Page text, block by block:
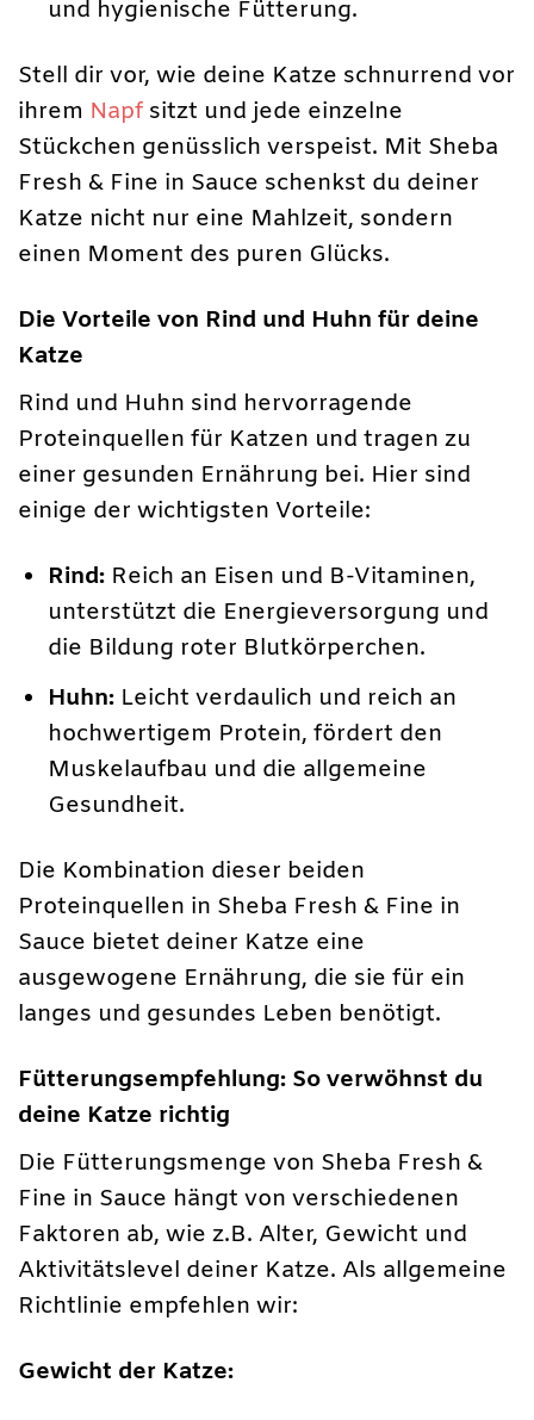
und hygienische Fütterung.
Stell dir vor, wie deine Katze schnurrend vor
ihrem Napf sitzt und jede einzelne
Stückchen genüsslich verspeist. Mit Sheba
Fresh & Fine in Sauce schenkst du deiner
Katze nicht nur eine Mahlzeit, sondern
einen Moment des puren Glücks.
Die Vorteile von Rind und Huhn für deine
Katze
Rind und Huhn sind hervorragende
Proteinquellen für Katzen und tragen zu
einer gesunden Ernährung bei. Hier sind
einige der wichtigsten Vorteile:
Rind: Reich an Eisen und B-Vitaminen,
unterstützt die Energieversorgung und
die Bildung roter Blutkörperchen.
Huhn: Leicht verdaulich und reich an
hochwertigem Protein, fördert den
Muskelaufbau und die allgemeine
Gesundheit.
Die Kombination dieser beiden
Proteinquellen in Sheba Fresh & Fine in
Sauce bietet deiner Katze eine
ausgewogene Ernährung, die sie für ein
langes und gesundes Leben benötigt.
Fütterungsempfehlung: So verwöhnst du
deine Katze richtig
Die Fütterungsmenge von Sheba Fresh &
Fine in Sauce hängt von verschiedenen
Faktoren ab, wie z.B. Alter, Gewicht und
Aktivitätslevel deiner Katze. Als allgemeine
Richtlinie empfehlen wir:
Gewicht der Katze: